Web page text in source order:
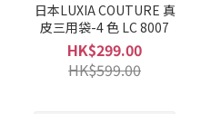
日本LUXIA COUTURE 真
皮三用袋-4 色 LC 8007
HK$299.00
HK$599.00